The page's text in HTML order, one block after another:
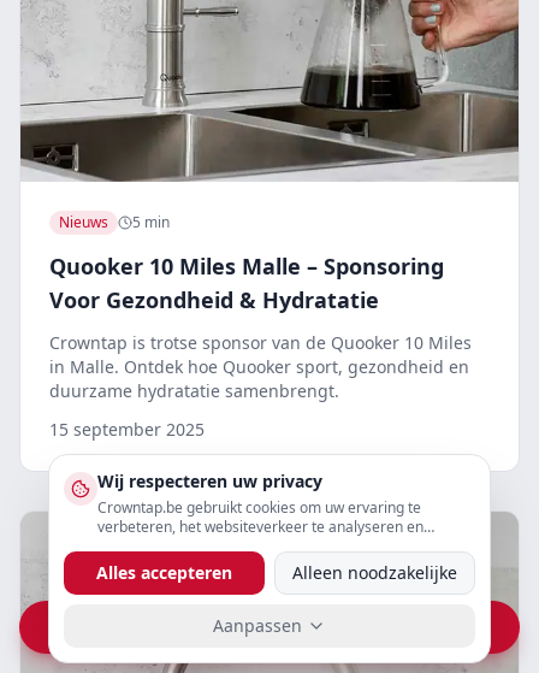
Nieuws 5 min
Quooker 10 Miles Malle – Sponsoring
Voor Gezondheid & Hydratatie
Crowntap is trotse sponsor van de Quooker 10 Miles
in Malle. Ontdek hoe Quooker sport, gezondheid en
duurzame hydratatie samenbrengt.
15 september 2025
Vraag prijs op WhatsApp
Wij respecteren uw privacy
Crowntap.be gebruikt cookies om uw ervaring te
verbeteren, het websiteverkeer te analyseren en
voorkeuren hieronder aanpassen.
Alles accepteren Alleen noodzakelijke
Aanpassen